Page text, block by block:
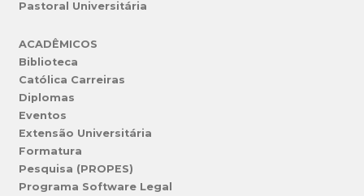
Pastoral Universitária
ACADÊMICOS
Biblioteca
Católica Carreiras
Diplomas
Eventos
Extensão Universitária
Formatura
Pesquisa (PROPES)
Programa Software Legal